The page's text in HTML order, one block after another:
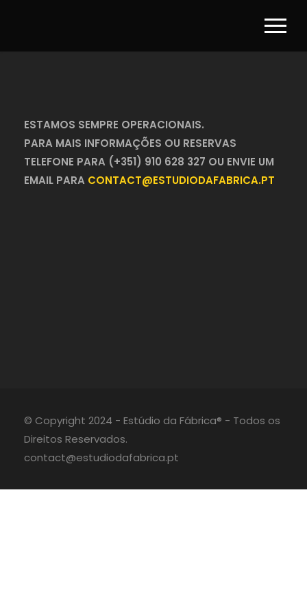
ESTAMOS SEMPRE OPERACIONAIS.
PARA MAIS INFORMAÇÕES OU RESERVAS
TELEFONE PARA (+351) 910 628 327 OU ENVIE UM
EMAIL PARA CONTACT@ESTUDIODAFABRICA.PT
© Copyright 2024 - Estúdio da Fábrica® - Todos os
Direitos Reservados.
contact@estudiodafabrica.pt